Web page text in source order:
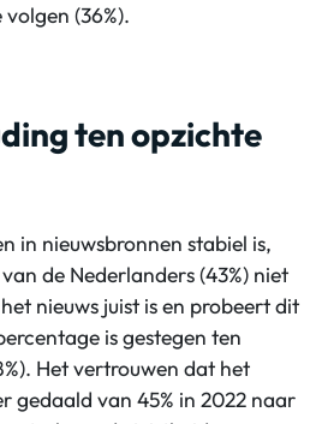
(36%).
ten opzichte
in nieuwsbronnen stabiel is,
de Nederlanders (43%) niet
nieuws juist is en probeert dit
is gestegen ten
Het vertrouwen dat het
gedaald van 45% in 2022 naar